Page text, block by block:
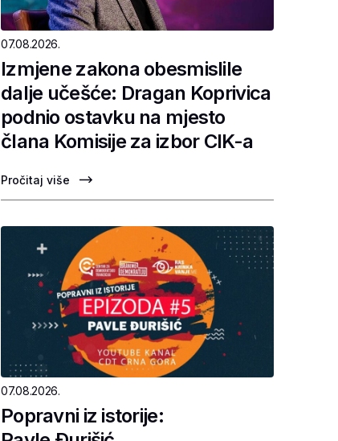
07.08.2026.
Izmjene zakona obesmislile
dalje učešće: Dragan Koprivica
podnio ostavku na mjesto
člana Komisije za izbor CIK-a
Pročitaj više
07.08.2026.
Popravni iz istorije: